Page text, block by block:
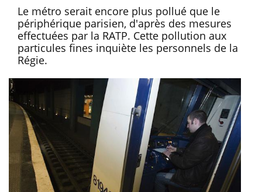
Le métro serait encore plus pollué que le
périphérique parisien, d'après des mesures
effectuées par la RATP. Cette pollution aux
particules fines inquiète les personnels de la
Régie.